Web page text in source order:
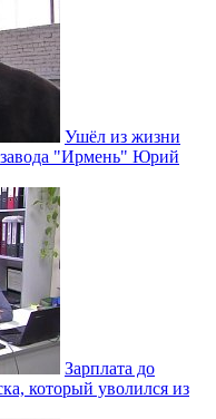
Ушёл из жизни
"Ирмень" Юрий
Зарплата до
который уволился из